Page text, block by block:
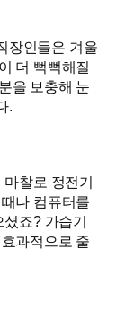
장인들은 겨울
더 뻑뻑해질
을 보충해 눈
.
마찰로 정전기
나 컴퓨터를
셨죠? 가습기
과적으로 줄